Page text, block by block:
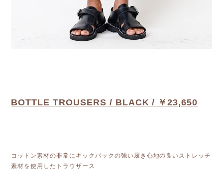
BOTTLE TROUSERS / BLACK / ￥23,650
コットン素材の非常にキックバックの強い履き心地の良いストレッチ
素材を使用したトラウザース